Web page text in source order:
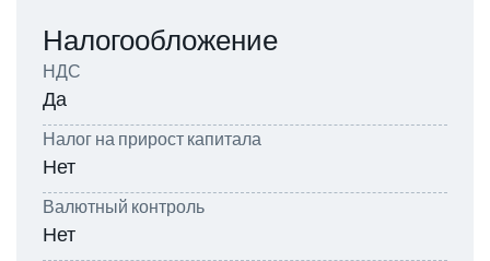
Налогообложение
НДС
Да
Налог на прирост капитала
Нет
Валютный контроль
Нет